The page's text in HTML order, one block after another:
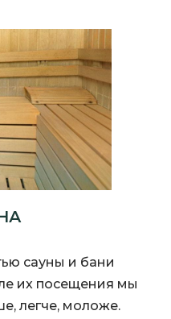
сауны и бани
их посещения мы
легче, моложе.